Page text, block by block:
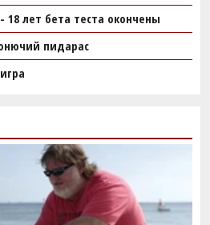
18 лет бета теста окончены
пидарас